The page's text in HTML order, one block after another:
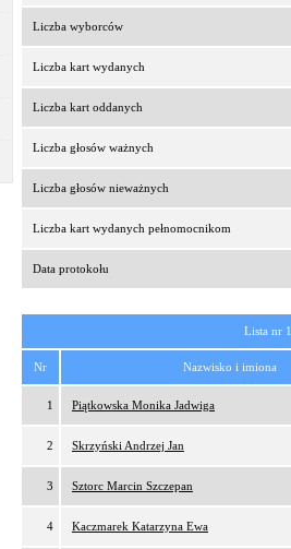
Liczba wyborców
Liczba kart wydanych
Liczba kart oddanych
Liczba głosów ważnych
Liczba głosów nieważnych
Liczba kart wydanych pełnomocnikom
Data protokołu
Lista nr
Nr Nazwisko i imiona
1 Piątkowska Monika Jadwiga
2 Skrzyński Andrzej Jan
3 Sztorc Marcin Szczepan
4 Kaczmarek Katarzyna Ewa